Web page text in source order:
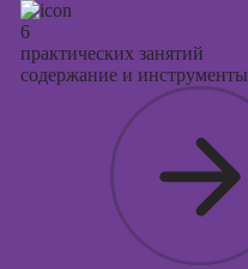
6
практических занятий
содержание и инструменты